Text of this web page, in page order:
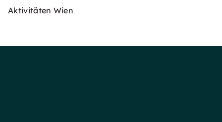
Aktivitäten Wien